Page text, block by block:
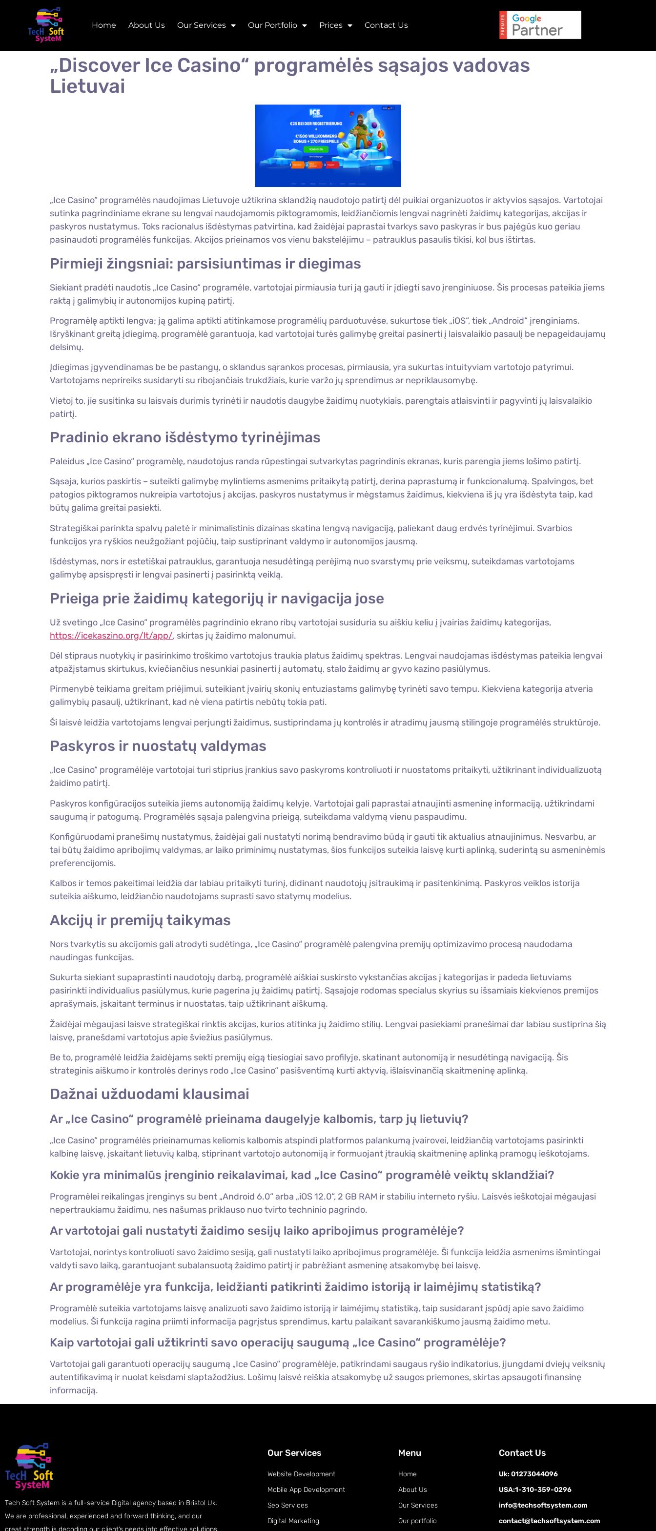
Home About Us Our Services Our Portfolio Prices Contact Us
„Discover Ice Casino“ programėlės sąsajos vadovas
Lietuvai
„Ice Casino“ programėlės naudojimas Lietuvoje užtikrina sklandžią naudotojo patirtį dėl puikiai organizuotos ir aktyvios sąsajos. Vartotojai
sutinka pagrindiniame ekrane su lengvai naudojamomis piktogramomis, leidžiančiomis lengvai nagrinėti žaidimų kategorijas, akcijas ir
paskyros nustatymus. Toks racionalus išdėstymas patvirtina, kad žaidėjai paprastai tvarkys savo paskyras ir bus pajėgūs kuo geriau
pasinaudoti programėlės funkcijas. Akcijos prieinamos vos vienu bakstelėjimu – patrauklus pasaulis tikisi, kol bus ištirtas.
Pirmieji žingsniai: parsisiuntimas ir diegimas
Siekiant pradėti naudotis „Ice Casino“ programėle, vartotojai pirmiausia turi ją gauti ir įdiegti savo įrenginiuose. Šis procesas pateikia jiems
raktą į galimybių ir autonomijos kupiną patirtį.
Programėlę aptikti lengva; ją galima aptikti atitinkamose programėlių parduotuvėse, sukurtose tiek „iOS“, tiek „Android“ įrenginiams.
Išryškinant greitą įdiegimą, programėlė garantuoja, kad vartotojai turės galimybę greitai pasinerti į laisvalaikio pasaulį be nepageidaujamų
delsimų.
Įdiegimas įgyvendinamas be be pastangų, o sklandus sąrankos procesas, pirmiausia, yra sukurtas intuityviam vartotojo patyrimui.
Vartotojams neprireiks susidaryti su ribojančiais trukdžiais, kurie varžo jų sprendimus ar nepriklausomybę.
Vietoj to, jie susitinka su laisvais durimis tyrinėti ir naudotis daugybe žaidimų nuotykiais, parengtais atlaisvinti ir pagyvinti jų laisvalaikio
patirtį.
Pradinio ekrano išdėstymo tyrinėjimas
Paleidus „Ice Casino“ programėlę, naudotojus randa rūpestingai sutvarkytas pagrindinis ekranas, kuris parengia jiems lošimo patirtį.
Sąsaja, kurios paskirtis – suteikti galimybę mylintiems asmenims pritaikytą patirtį, derina paprastumą ir funkcionalumą. Spalvingos, bet
patogios piktogramos nukreipia vartotojus į akcijas, paskyros nustatymus ir mėgstamus žaidimus, kiekviena iš jų yra išdėstyta taip, kad
būtų galima greitai pasiekti.
Strategiškai parinkta spalvų paletė ir minimalistinis dizainas skatina lengvą navigaciją, paliekant daug erdvės tyrinėjimui. Svarbios
funkcijos yra ryškios neužgožiant pojūčių, taip sustiprinant valdymo ir autonomijos jausmą.
Išdėstymas, nors ir estetiškai patrauklus, garantuoja nesudėtingą perėjimą nuo svarstymų prie veiksmų, suteikdamas vartotojams
galimybę apsispręsti ir lengvai pasinerti į pasirinktą veiklą.
Prieiga prie žaidimų kategorijų ir navigacija jose
Už svetingo „Ice Casino“ programėlės pagrindinio ekrano ribų vartotojai susiduria su aiškiu keliu į įvairias žaidimų kategorijas,
https://icekaszino.org/lt/app/, skirtas jų žaidimo malonumui.
Dėl stipraus nuotykių ir pasirinkimo troškimo vartotojus traukia platus žaidimų spektras. Lengvai naudojamas išdėstymas pateikia lengvai
atpažįstamus skirtukus, kviečiančius nesunkiai pasinerti į automatų, stalo žaidimų ar gyvo kazino pasiūlymus.
Pirmenybė teikiama greitam priėjimui, suteikiant įvairių skonių entuziastams galimybę tyrinėti savo tempu. Kiekviena kategorija atveria
galimybių pasaulį, užtikrinant, kad nė viena patirtis nebūtų tokia pati.
Ši laisvė leidžia vartotojams lengvai perjungti žaidimus, sustiprindama jų kontrolės ir atradimų jausmą stilingoje programėlės struktūroje.
Paskyros ir nuostatų valdymas
„Ice Casino“ programėlėje vartotojai turi stiprius įrankius savo paskyroms kontroliuoti ir nuostatoms pritaikyti, užtikrinant individualizuotą
žaidimo patirtį.
Paskyros konfigūracijos suteikia jiems autonomiją žaidimų kelyje. Vartotojai gali paprastai atnaujinti asmeninę informaciją, užtikrindami
saugumą ir patogumą. Programėlės sąsaja palengvina prieigą, suteikdama valdymą vienu paspaudimu.
Konfigūruodami pranešimų nustatymus, žaidėjai gali nustatyti norimą bendravimo būdą ir gauti tik aktualius atnaujinimus. Nesvarbu, ar
tai būtų žaidimo apribojimų valdymas, ar laiko priminimų nustatymas, šios funkcijos suteikia laisvę kurti aplinką, suderintą su asmeninėmis
preferencijomis.
Kalbos ir temos pakeitimai leidžia dar labiau pritaikyti turinį, didinant naudotojų įsitraukimą ir pasitenkinimą. Paskyros veiklos istorija
suteikia aiškumo, leidžiančio naudotojams suprasti savo statymų modelius.
Akcijų ir premijų taikymas
Nors tvarkytis su akcijomis gali atrodyti sudėtinga, „Ice Casino“ programėlė palengvina premijų optimizavimo procesą naudodama
naudingas funkcijas.
Sukurta siekiant supaprastinti naudotojų darbą, programėlė aiškiai suskirsto vykstančias akcijas į kategorijas ir padeda lietuviams
pasirinkti individualius pasiūlymus, kurie pagerina jų žaidimų patirtį. Sąsajoje rodomas specialus skyrius su išsamiais kiekvienos premijos
aprašymais, įskaitant terminus ir nuostatas, taip užtikrinant aiškumą.
Žaidėjai mėgaujasi laisve strategiškai rinktis akcijas, kurios atitinka jų žaidimo stilių. Lengvai pasiekiami pranešimai dar labiau sustiprina šią
laisvę, pranešdami vartotojus apie šviežius pasiūlymus.
Be to, programėlė leidžia žaidėjams sekti premijų eigą tiesiogiai savo profilyje, skatinant autonomiją ir nesudėtingą navigaciją. Šis
strateginis aiškumo ir kontrolės derinys rodo „Ice Casino“ pasišventimą kurti aktyvią, išlaisvinančią skaitmeninę aplinką.
Dažnai užduodami klausimai
Ar „Ice Casino“ programėlė prieinama daugelyje kalbomis, tarp jų lietuvių?
„Ice Casino“ programėlės prieinamumas keliomis kalbomis atspindi platformos palankumą įvairovei, leidžiančią vartotojams pasirinkti
kalbinę laisvę, įskaitant lietuvių kalbą, stiprinant vartotojo autonomiją ir formuojant įtraukią skaitmeninę aplinką pramogų ieškotojams.
Kokie yra minimalūs įrenginio reikalavimai, kad „Ice Casino“ programėlė veiktų sklandžiai?
Programėlei reikalingas įrenginys su bent „Android 6.0“ arba „iOS 12.0“, 2 GB RAM ir stabiliu interneto ryšiu. Laisvės ieškotojai mėgaujasi
nepertraukiamu žaidimu, nes našumas priklauso nuo tvirto techninio pagrindo.
Ar vartotojai gali nustatyti žaidimo sesijų laiko apribojimus programėlėje?
Vartotojai, norintys kontroliuoti savo žaidimo sesiją, gali nustatyti laiko apribojimus programėlėje. Ši funkcija leidžia asmenims išmintingai
valdyti savo laiką, garantuojant subalansuotą žaidimo patirtį ir pabrėžiant asmeninę atsakomybę bei laisvę.
Ar programėlėje yra funkcija, leidžianti patikrinti žaidimo istoriją ir laimėjimų statistiką?
Programėlė suteikia vartotojams laisvę analizuoti savo žaidimo istoriją ir laimėjimų statistiką, taip susidarant įspūdį apie savo žaidimo
modelius. Ši funkcija ragina priimti informacija pagrįstus sprendimus, kartu palaikant savarankiškumo jausmą žaidimo metu.
Kaip vartotojai gali užtikrinti savo operacijų saugumą „Ice Casino“ programėlėje?
Vartotojai gali garantuoti operacijų saugumą „Ice Casino“ programėlėje, patikrindami saugaus ryšio indikatorius, įjungdami dviejų veiksnių
autentifikavimą ir nuolat keisdami slaptažodžius. Lošimų laisvė reiškia atsakomybę už saugos priemones, skirtas apsaugoti finansinę
informaciją.
Tech Soft System is a full-service Digital agency based in Bristol Uk.
We are professional, experienced and forward thinking, and our
Our Services
Website Development
Mobile App Development
Seo Services
Digital Marketing
Menu
Home
About Us
Our Services
Our portfolio
Contact Us
Uk: 01273044096
USA:1-310-359-0296
info@techsoftsystem.com
contact@techsoftsystem.com